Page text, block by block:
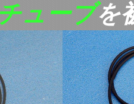
ューブを